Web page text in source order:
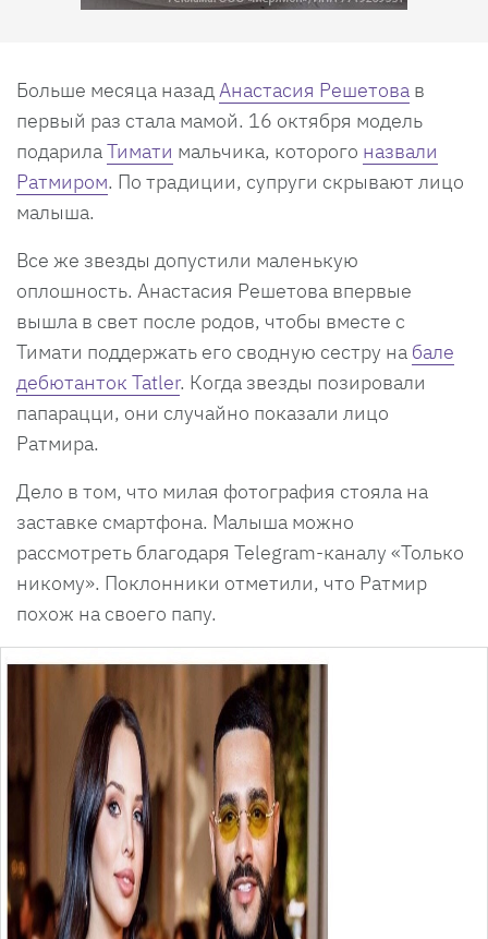
Больше месяца назадАнастасия Решетова в
первый раз стала мамой. 16 октября модель
подарилаТимати мальчика, которого назвали
Ратмиром. По традиции, супруги скрывают лицо
малыша.
Все же звезды допустили маленькую
оплошность. Анастасия Решетова впервые
вышла в свет после родов, чтобы вместе с
Тимати поддержать его сводную сестру на бале
дебютанток Tatler. Когда звезды позировали
папарацци, они случайно показали лицо
Ратмира.
Дело в том, что милая фотография стояла на
заставке смартфона. Малыша можно
рассмотреть благодаря Telegram-каналу «Только
никому». Поклонники отметили, что Ратмир
похож на своего папу.